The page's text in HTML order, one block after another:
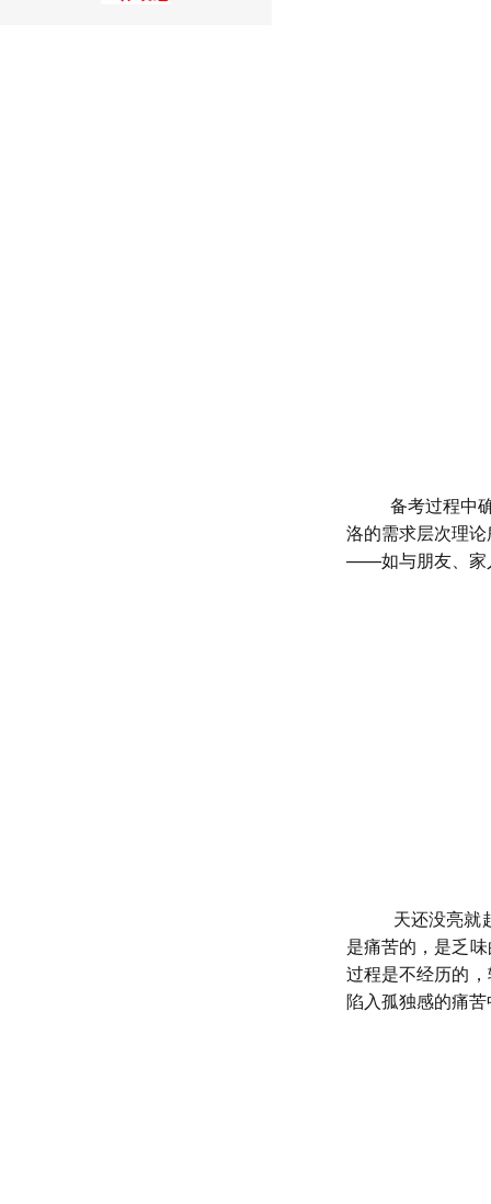
备考过程中确
洛的需求层次理
——如与朋友、家
天还没亮就
是痛苦的，是乏
过程是不经历的
陷入孤独感的痛